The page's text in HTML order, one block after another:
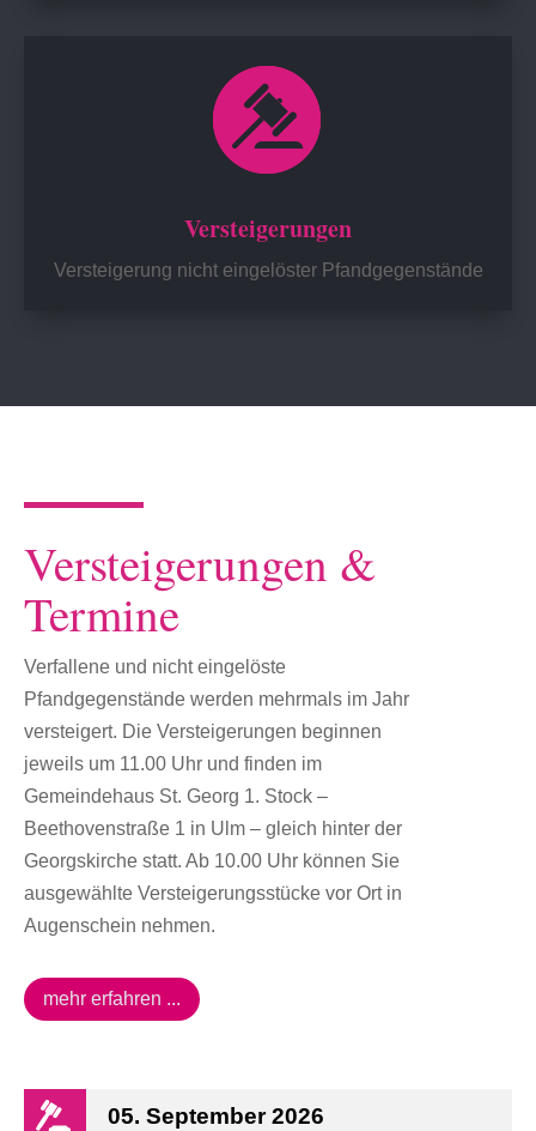
Versteigerungen
Versteigerung nicht eingelöster Pfandgegenstände
Versteigerungen &
Termine
Verfallene und nicht eingelöste
Pfandgegenstände werden mehrmals im Jahr
versteigert. Die Versteigerungen beginnen
jeweils um 11.00 Uhr und finden im
Gemeindehaus St. Georg 1. Stock –
Beethovenstraße 1 in Ulm – gleich hinter der
Georgskirche statt. Ab 10.00 Uhr können Sie
ausgewählte Versteigerungsstücke vor Ort in
Augenschein nehmen.
mehr erfahren ...
05. September 2026